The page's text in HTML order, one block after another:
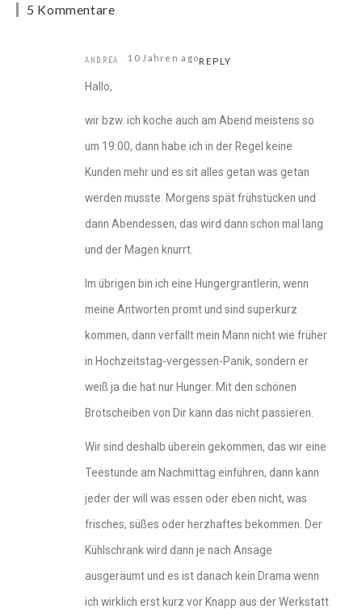
5 Kommentare
ANDREA 10 Jahren agoREPLY
Hallo,
wir bzw. ich koche auch am Abend meistens so
um 19:00, dann habe ich in der Regel keine
Kunden mehr und es sit alles getan was getan
werden musste. Morgens spät frühstücken und
dann Abendessen, das wird dann schon mal lang
und der Magen knurrt.
Im übrigen bin ich eine Hungergrantlerin, wenn
meine Antworten promt und sind superkurz
kommen, dann verfällt mein Mann nicht wie früher
in Hochzeitstag-vergessen-Panik, sondern er
weiß ja die hat nur Hunger. Mit den schönen
Brotscheiben von Dir kann das nicht passieren.
Wir sind deshalb überein gekommen, das wir eine
Teestunde am Nachmittag einführen, dann kann
jeder der will was essen oder eben nicht, was
frisches, süßes oder herzhaftes bekommen. Der
Kühlschrank wird dann je nach Ansage
ausgeräumt und es ist danach kein Drama wenn
ich wirklich erst kurz vor Knapp aus der Werkstatt